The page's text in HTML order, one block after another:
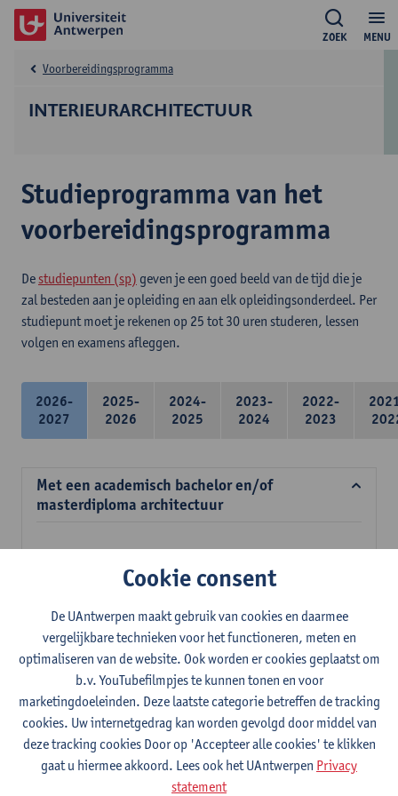
MENU
ZOEK
INTERIEURARCHITECTUUR
Voorbereidingsprogramma
Studieprogramma van het
voorbereidingsprogramma
De studiepunten (sp) geven je een goed beeld van de tijd die je
zal besteden aan je opleiding en aan elk opleidingsonderdeel. Per
studiepunt moet je rekenen op 25 tot 30 uren studeren, lessen
volgen en examens afleggen.
2026-
2027
2025-
2026
2024-
2025
2023-
2024
2022-
2023
Met een academisch bachelor en/of
masterdiploma architectuur
Verplichte opleidingsonderdelen
Meubelconstructie en ergonomie
2E SEM
3studiepunten
Lesgever(s):
Inge Somers Ann Coen
Stefan Dherdt
Jan Jacobs
Mens en ruimte
2E SEM
3studiepunten
Lesgever(s):
Margo Annemans Gustaaf Cornelis
Cookie consent
De UAntwerpen maakt gebruik van cookies en daarmee
vergelijkbare technieken voor het functioneren, meten en
optimaliseren van de website. Ook worden er cookies geplaatst om
b.v. YouTubefilmpjes te kunnen tonen en voor
marketingdoeleinden. Deze laatste categorie betreffen de tracking
cookies. Uw internetgedrag kan worden gevolgd door middel van
deze tracking cookies Door op 'Accepteer alle cookies' te klikken
gaat u hiermee akkoord. Lees ook het UAntwerpen Privacy
statement